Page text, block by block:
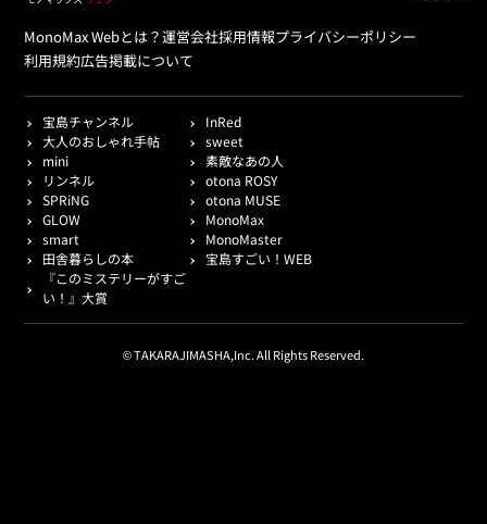
MonoMax Webとは？運営会社採用情報プライバシーポリシー
利用規約広告掲載について
宝島チャンネル
InRed
大人のおしゃれ手帖
sweet
mini
素敵なあの人
リンネル
otona ROSY
SPRiNG
otona MUSE
GLOW
MonoMax
smart
MonoMaster
田舎暮らしの本
宝島すごい！WEB
『このミステリーがすご
い！』大賞
© TAKARAJIMASHA,Inc. All Rights Reserved.